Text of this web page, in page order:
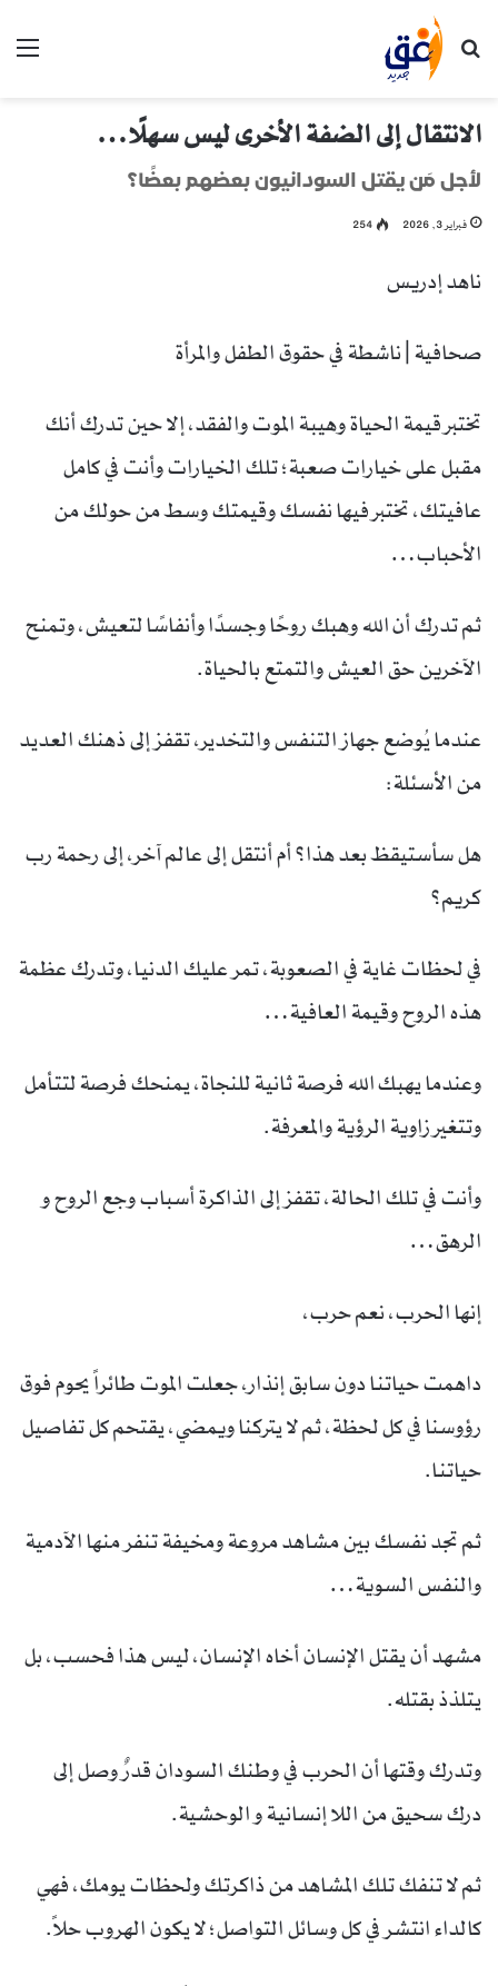
بحث عن
الانتقال إلى الضفة الأخرى ليس سهلًا…
لأجل مَن يقتل السودانيون بعضهم بعضًا؟
فبراير 3, 2026 254
ناهد إدريس
صحافية | ناشطة في حقوق الطفل والمرأة
تختبر قيمة الحياة وهيبة الموت والفقد، إلا حين تدرك أنك
مقبل على خيارات صعبة؛ تلك الخيارات وأنت في كامل
عافيتك، تختبر فيها نفسك وقيمتك وسط من حولك من
الأحباب…
ثم تدرك أن الله وهبك روحًا وجسدًا وأنفاسًا لتعيش، وتمنح
الآخرين حق العيش والتمتع بالحياة.
عندما يُوضع جهاز التنفس والتخدير، تقفز إلى ذهنك العديد
من الأسئلة:
هل سأستيقظ بعد هذا؟ أم أنتقل إلى عالم آخر، إلى رحمة رب
كريم؟
في لحظات غاية في الصعوبة، تمر عليك الدنيا، وتدرك عظمة
هذه الروح وقيمة العافية…
وعندما يهبك الله فرصة ثانية للنجاة، يمنحك فرصة لتتأمل
وتتغير زاوية الرؤية والمعرفة.
وأنت في تلك الحالة، تقفز إلى الذاكرة أسباب وجع الروح و
الرهق…
إنها الحرب، نعم حرب،
داهمت حياتنا دون سابق إنذار، جعلت الموت طائراً يحوم فوق
رؤوسنا في كل لحظة، ثم لا يتركنا ويمضي، يقتحم كل تفاصيل
حياتنا.
ثم تجد نفسك بين مشاهد مروعة ومخيفة تنفر منها الآدمية
والنفس السوية…
مشهد أن يقتل الإنسان أخاه الإنسان، ليس هذا فحسب، بل
يتلذذ بقتله.
وتدرك وقتها أن الحرب في وطنك السودان قدرٌ وصل إلى
درك سحيق من اللا إنسانية و الوحشية.
ثم لا تنفك تلك المشاهد من ذاكرتك ولحظات يومك، فهي
كالداء انتشر في كل وسائل التواصل؛ لا يكون الهروب حلاً.